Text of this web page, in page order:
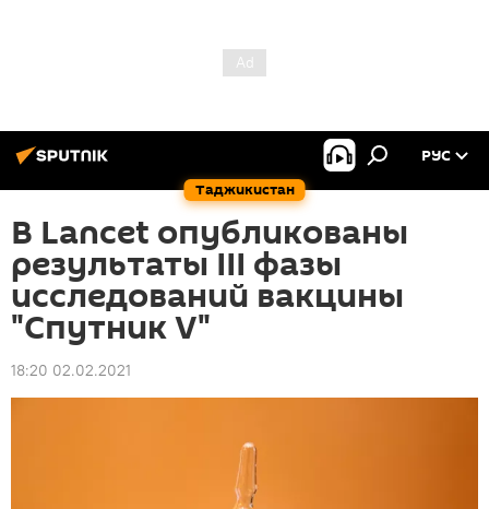
Таджикистан
РУС
В Lancet опубликованы
результаты III фазы
исследований вакцины
"Спутник V"
18:20 02.02.2021